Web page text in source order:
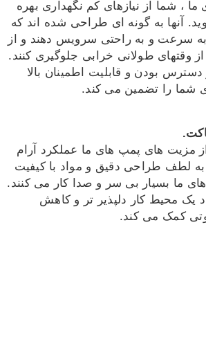
ما ، شما از نیازهای کم نگهداری بهره
آنها به گونه ای طراحی شده اند که
به سرعت و به راحتی سرویس دهند و از
وقتهای طولانی خرابی جلوگیری کنند.
دسترس بودن و قابلیت اطمینان بالا
شما را تضمین می کند.
مزیت های پمپ های ما عملکرد آرام
به لطف طراحی دقیق و مواد با کیفیت
های ما بسیار بی سر و صدا کار می کنند.
یک محیط کار دلپذیر تر و کاهش
کمک می کند.